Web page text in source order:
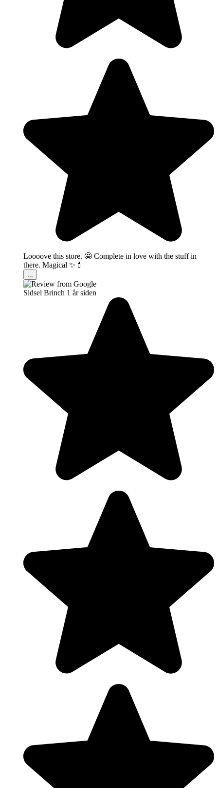
Loooove this store. 🤩 Complete in love with the stuff in
there. Magical ✨💄
...
Sidsel Brinch 1 år siden